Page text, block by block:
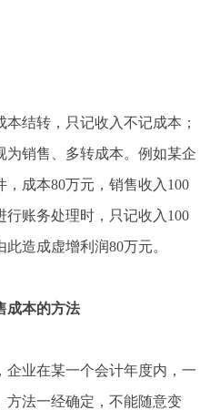
结转，只记收入不记成本；
为销售、多转成本。例如某企
，成本80万元，销售收入100
账务处理时，只记收入100
造成虚增利润80万元。
成本的方法
企业在某一个会计年度内，一
方法一经确定，不能随意变